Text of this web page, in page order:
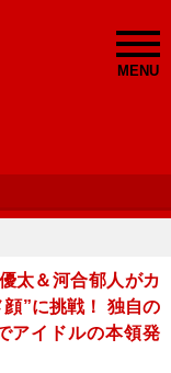
MENU
太＆河合郁人がカ
顔”に挑戦！ 独自の
アイドルの本領発